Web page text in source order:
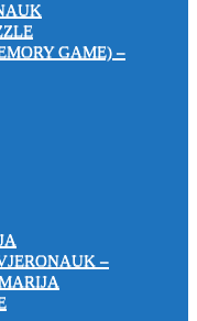
GAME) –
–